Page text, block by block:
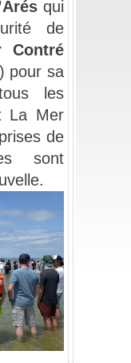
qui
de
Contré
) pour sa
les
La Mer
de
sont